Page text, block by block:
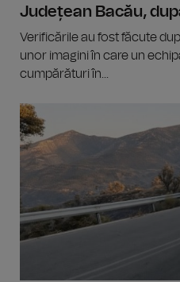
Județean Bacău,
Verificările au fost făcute
unor imagini în care un
cumpărături în...